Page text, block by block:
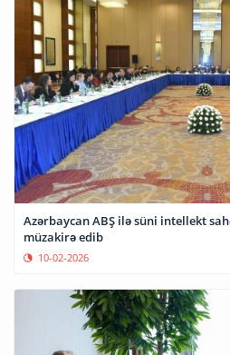
Azərbaycan ABŞ ilə süni intellekt
müzakirə edib
10-02-2026